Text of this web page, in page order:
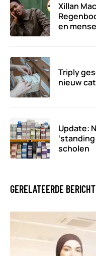
Xillan
en
Triply
nieuw
Update:
scholen
GERELATEERDE